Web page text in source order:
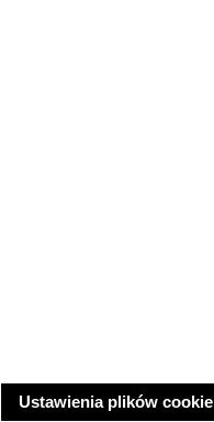
Ustawienia plików cookie